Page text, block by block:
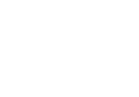
ОКНЕ))